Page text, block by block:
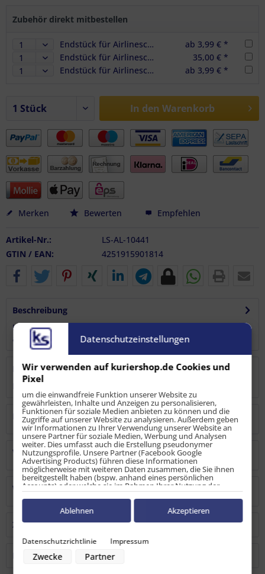
Zubehör direkt mitbestellen
Endstück für Airlineschienen Halbrundprofil, Farbe hellgrau
ab 3,99 € *
Endstück für Airlineschienen Halbrundprofil, Farbe hellgrau, 10er Set
35,00 € *
Endstück für Airlineschienen Halbrundprofil, Premium, Farbe schwarz
ab 3,99 € *
In den Warenkorb
Merken Bewerten Empfehlen
Artikel-Nr.:
LS-AL-10441
GTIN / EAN:
4251915901814
Beschreibung
Hochqualitativ verarbeitete Airlineschiene zum Aufsetzen
auf den Fahrzeugboden sowie...mehr
Bewertungen
2
Bewertungen lesen, schreiben und diskutieren...
Hersteller
Verantwortliche Person
Warn-/Sicherheitshinweise
Zubehör 3
Kunden kauften auch
Datenschutzeinstellungen
Wir verwenden auf kuriershop.de Cookies und
Pixel
um die einwandfreie Funktion unserer Website zu
gewährleisten, Inhalte und Anzeigen zu personalisieren,
Funktionen für soziale Medien anbieten zu können und die
Zugriffe auf unserer Website zu analysieren. Außerdem geben
wir Informationen zu Ihrer Verwendung unserer Website an
unsere Partner für soziale Medien, Werbung und Analysen
weiter. Dies umfasst auch die Erstellung pseudonymer
Nutzungsprofile. Unsere Partner (Facebook Google
Advertising Products) führen diese Informationen
möglicherweise mit weiteren Daten zusammen, die Sie ihnen
bereitgestellt haben (bspw. anhand eines persönlichen
Accounts) oder welche sie im Rahmen Ihrer Nutzung der
Dienste gesammelt haben (bspw. Nutzungsdaten anderer
Geräte). Ihre Einwilligung zur Nutzung von Cookies und Pixeln
können Sie jederzeit widerrufen, indem Sie auf den
Datenschutz-Button links unten klicken und dort die
Zwecke der Datenverarbeitung durch unsere Partner:
Speichern von oder Zugriff auf Informationen auf einem Endgerät
Datenschutzrichtlinie Impressum
Zwecke Partner
Ablehnen Akzeptieren